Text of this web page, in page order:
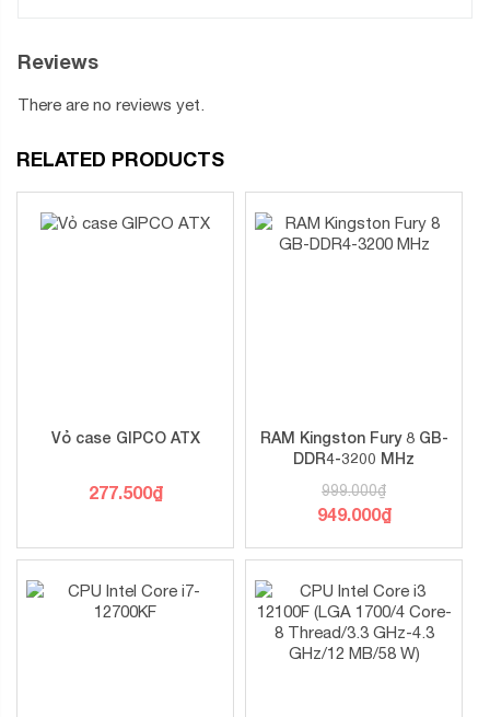
Reviews
There are no reviews yet.
RELATED PRODUCTS
Vỏ case GIPCO ATX
277.500₫
RAM Kingston Fury 8 GB-
DDR4-3200 MHz
999.000₫
949.000₫